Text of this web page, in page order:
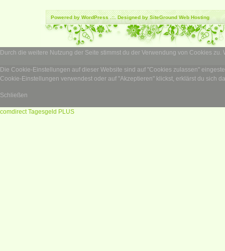
Powered byWordPress.::. Designed by SiteGroundWeb Hosting
Durch die weitere Nutzung der Seite stimmst du der Verwendung von Cookies zu.
Die Cookie-Einstellungen auf dieser Website sind auf "Cookies zulassen"
Cookie-Einstellungen verwendest oder auf "Akzeptieren" klickst, erklärst du sich
Schließen
comdirect Tagesgeld PLUS